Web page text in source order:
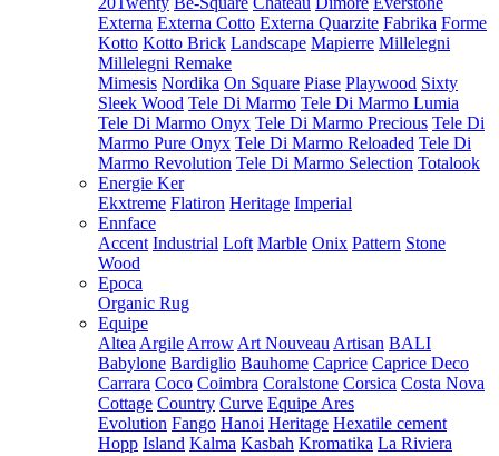
Externa Externa Cotto Externa Quarzite Fabrika Forme
Kotto Kotto Brick Landscape Mapierre Millelegni
Millelegni Remake
Mimesis Nordika On Square Piase Playwood Sixty
Sleek Wood Tele Di Marmo Tele Di Marmo Lumia
Tele Di Marmo Onyx Tele Di Marmo Precious Tele Di
Marmo Pure Onyx Tele Di Marmo Reloaded Tele Di
Marmo Revolution Tele Di Marmo Selection Totalook
Energie Ker
Ekxtreme Flatiron Heritage Imperial
Ennface
Accent Industrial Loft Marble Onix Pattern Stone
Wood
Epoca
Organic Rug
Equipe
Altea Argile Arrow Art Nouveau Artisan BALI
Babylone Bardiglio Bauhome Caprice Caprice Deco
Carrara Coco Coimbra Coralstone Corsica Costa Nova
Cottage Country Curve Equipe Ares
Evolution Fango Hanoi Heritage Hexatile cement
Hopp Island Kalma Kasbah Kromatika La Riviera